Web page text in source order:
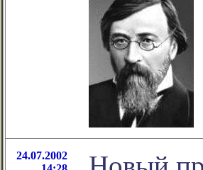
24.07.2002